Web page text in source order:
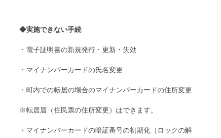
◆実施できない手続
・電子証明書の新規発行・更新・失効
・マイナンバーカードの氏名変更
・町内での転居の場合のマイナンバーカードの住所変更
※転居届（住民票の住所変更）はできます。
・マイナンバーカードの暗証番号の初期化（ロックの解